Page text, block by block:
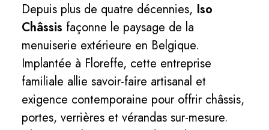
Depuis plus de quatre décennies, Iso
Châssis façonne le paysage de la
menuiserie extérieure en Belgique.
Implantée à Floreffe, cette entreprise
familiale allie savoir-faire artisanal et
exigence contemporaine pour offrir châssis,
portes, verrières et vérandas sur-mesure.